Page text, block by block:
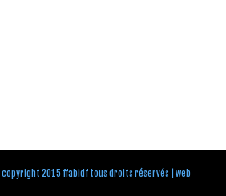
| copyright 2015 ffabidf tous droits réservés | web